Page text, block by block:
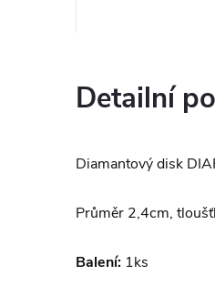
Detailní
Diamantový disk
Průměr 2,4cm,
Balení: 1ks